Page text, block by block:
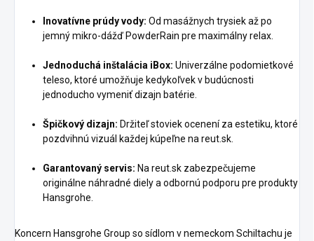
Inovatívne prúdy vody: Od masážnych trysiek až po
jemný mikro-dážď PowderRain pre maximálny relax.
Jednoduchá inštalácia iBox: Univerzálne podomietkové
teleso, ktoré umožňuje kedykoľvek v budúcnosti
jednoducho vymeniť dizajn batérie.
Špičkový dizajn: Držiteľ stoviek ocenení za estetiku, ktoré
pozdvihnú vizuál každej kúpeľne na reut.sk.
Garantovaný servis: Na reut.sk zabezpečujeme
originálne náhradné diely a odbornú podporu pre produkty
Hansgrohe.
Koncern Hansgrohe Group so sídlom v nemeckom Schiltachu je